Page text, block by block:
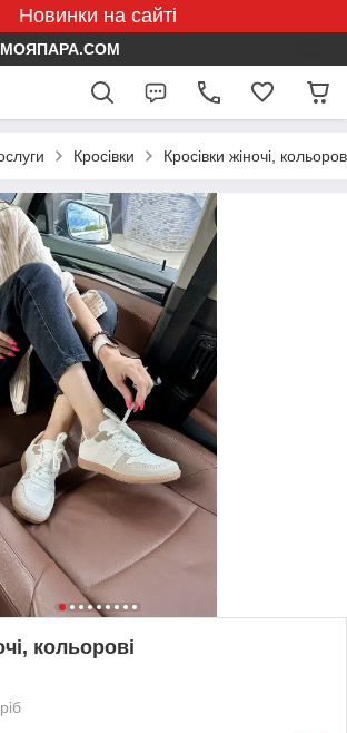
Новинки на сайті
МОЯПАРА.COM
Кросівки Кросівки жіночі,
кольорові